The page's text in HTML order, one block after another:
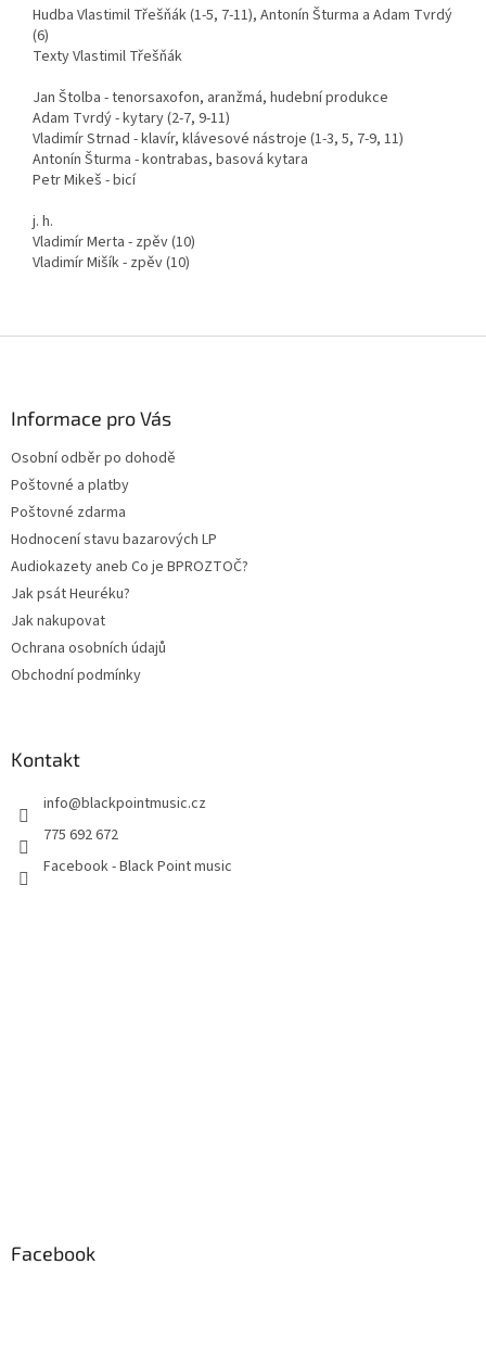
Hudba Vlastimil Třešňák (1-5, 7-11), Antonín Šturma a Adam Tvrdý
(6)
Texty Vlastimil Třešňák
Jan Štolba - tenorsaxofon, aranžmá, hudební produkce
Adam Tvrdý - kytary (2-7, 9-11)
Vladimír Strnad - klavír, klávesové nástroje (1-3, 5, 7-9, 11)
Antonín Šturma - kontrabas, basová kytara
Petr Mikeš - bicí
j. h.
Vladimír Merta - zpěv (10)
Vladimír Mišík - zpěv (10)
Informace pro Vás
Osobní odběr po dohodě
Poštovné a platby
Poštovné zdarma
Hodnocení stavu bazarových LP
Audiokazety aneb Co je BPROZTOČ?
Jak psát Heuréku?
Jak nakupovat
Ochrana osobních údajů
Obchodní podmínky
Kontakt
info@blackpointmusic.cz
775 692 672
Facebook - Black Point music
Facebook